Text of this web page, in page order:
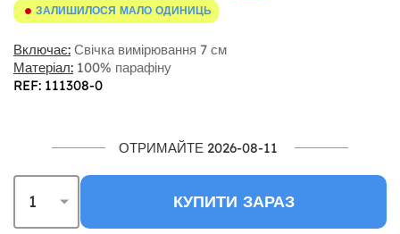
ЗАЛИШИЛОСЯ МАЛО ОДИНИЦЬ
Включає: Свічка вимірювання 7 см
Матеріал: 100% парафіну
REF: 111308-0
ОТРИМАЙТЕ 2026-08-11
КУПИТИ ЗАРАЗ